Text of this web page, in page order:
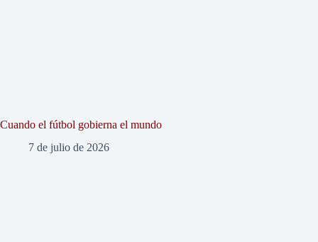
Cuando el fútbol gobierna el mundo
7 de julio de 2026